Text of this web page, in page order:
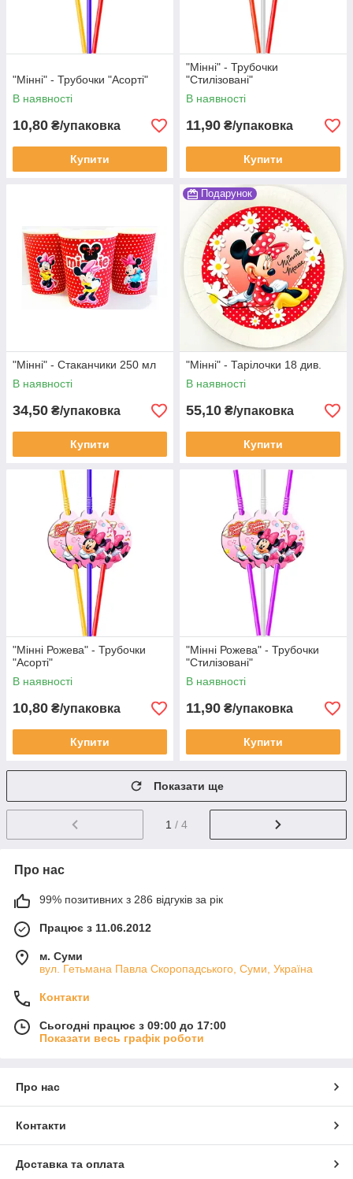
"Мінні" - Трубочки "Асорті"
В наявності
10,80 ₴/упаковка
Купити
"Мінні" - Трубочки
"Стилізовані"
В наявності
11,90 ₴/упаковка
Купити
"Мінні" - Стаканчики 250 мл
В наявності
34,50 ₴/упаковка
Купити
Подарунок
"Мінні" - Тарілочки 18 див.
В наявності
55,10 ₴/упаковка
Купити
"Мінні Рожева" - Трубочки
"Асорті"
В наявності
10,80 ₴/упаковка
Купити
"Мінні Рожева" - Трубочки
"Стилізовані"
В наявності
11,90 ₴/упаковка
Купити
Показати ще
1 / 4
Про нас
99% позитивних з 286 відгуків за рік
Працює з 11.06.2012
м. Суми
вул. Гетьмана Павла Скоропадського, Суми, Україна
Контакти
Сьогодні працює з 09:00 до 17:00
Показати весь графік роботи
Про нас
Контакти
Доставка та оплата